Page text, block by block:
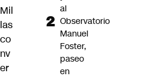
Mil
las
co
nv
er
al
Observatorio
Manuel
Foster,
paseo
en